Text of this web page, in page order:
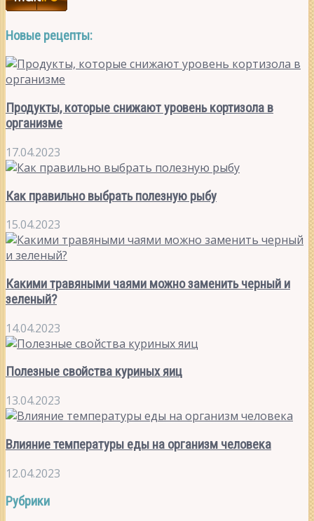
Новые рецепты:
Продукты, которые снижают уровень кортизола в
организме
17.04.2023
Как правильно выбрать полезную рыбу
15.04.2023
Какими травяными чаями можно заменить черный и
зеленый?
14.04.2023
Полезные свойства куриных яиц
13.04.2023
Влияние температуры еды на организм человека
12.04.2023
Рубрики